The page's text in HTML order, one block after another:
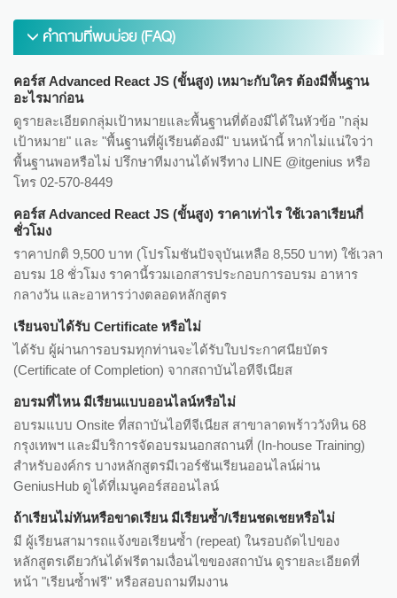
คำถามที่พบบ่อย (FAQ)
คอร์ส Advanced React JS (ขั้นสูง) เหมาะกับใคร ต้องมีพื้นฐาน
อะไรมาก่อน
ดูรายละเอียดกลุ่มเป้าหมายและพื้นฐานที่ต้องมีได้ในหัวข้อ "กลุ่ม
เป้าหมาย" และ "พื้นฐานที่ผู้เรียนต้องมี" บนหน้านี้ หากไม่แน่ใจว่า
พื้นฐานพอหรือไม่ ปรึกษาทีมงานได้ฟรีทาง LINE @itgenius หรือ
โทร 02-570-8449
คอร์ส Advanced React JS (ขั้นสูง) ราคาเท่าไร ใช้เวลาเรียนกี่
ชั่วโมง
ราคาปกติ 9,500 บาท (โปรโมชันปัจจุบันเหลือ 8,550 บาท) ใช้เวลา
อบรม 18 ชั่วโมง ราคานี้รวมเอกสารประกอบการอบรม อาหาร
กลางวัน และอาหารว่างตลอดหลักสูตร
เรียนจบได้รับ Certificate หรือไม่
ได้รับ ผู้ผ่านการอบรมทุกท่านจะได้รับใบประกาศนียบัตร
(Certificate of Completion) จากสถาบันไอทีจีเนียส
อบรมที่ไหน มีเรียนแบบออนไลน์หรือไม่
อบรมแบบ Onsite ที่สถาบันไอทีจีเนียส สาขาลาดพร้าววังหิน 68
กรุงเทพฯ และมีบริการจัดอบรมนอกสถานที่ (In-house Training)
สำหรับองค์กร บางหลักสูตรมีเวอร์ชันเรียนออนไลน์ผ่าน
GeniusHub ดูได้ที่เมนูคอร์สออนไลน์
ถ้าเรียนไม่ทันหรือขาดเรียน มีเรียนซ้ำ/เรียนชดเชยหรือไม่
มี ผู้เรียนสามารถแจ้งขอเรียนซ้ำ (repeat) ในรอบถัดไปของ
หลักสูตรเดียวกันได้ฟรีตามเงื่อนไขของสถาบัน ดูรายละเอียดที่
หน้า "เรียนซ้ำฟรี" หรือสอบถามทีมงาน